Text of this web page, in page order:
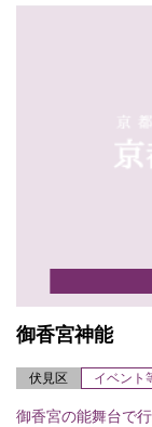
御香宮神能
伏見区 イベント
御香宮の能舞台で